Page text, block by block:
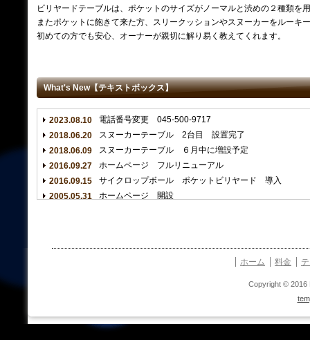
ビリヤードテーブルは、ポケットのサイズがノーマルと渋めの２種類を
またポケットに飽きて来た方、スリークッションやスヌーカーをルーキ
初めての方でも安心、オーナーが親切に解り易く教えてくれます。
What's New【テキストボックス】
2023.08.10
電話番号変更 045-500-9717
2018.06.20
スヌーカーテーブル 2台目 設置完了
2018.06.09
スヌーカーテーブル ６月中に増設予定
2016.09.27
ホームページ フルリニューアル
2016.09.15
サイクロップボール ポケットビリヤード 導入
2005.05.31
ホームページ 開設
ホーム 料金
Copyright © 2016